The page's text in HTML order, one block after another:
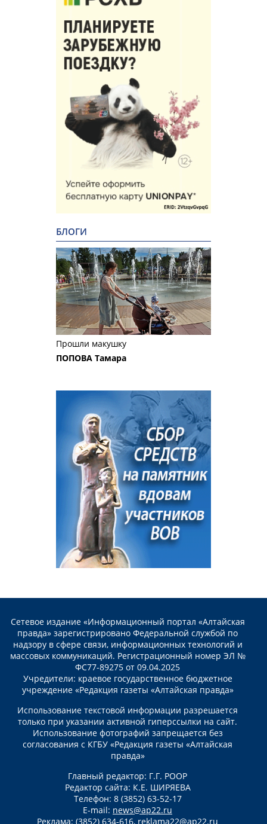
БЛОГИ
Прошли макушку
ПОПОВА Тамара
Сетевое издание «Информационный портал «Алтайская
правда» зарегистрировано Федеральной службой по
надзору в сфере связи, информационных технологий и
массовых коммуникаций. Регистрационный номер ЭЛ №
ФС77-89275 от 09.04.2025
Учредители: краевое государственное бюджетное
учреждение «Редакция газеты «Алтайская правда»
Использование текстовой информации разрешается
только при указании активной гиперссылки на сайт.
Использование фотографий запрещается без
согласования с КГБУ «Редакция газеты «Алтайская
правда»
Главный редактор: Г.Г. РООР
Редактор сайта: К.Е. ШИРЯЕВА
Телефон: 8 (3852) 63-52-17
E-mail: news@ap22.ru
Реклама: (3852) 634-616, reklama22@ap22.ru